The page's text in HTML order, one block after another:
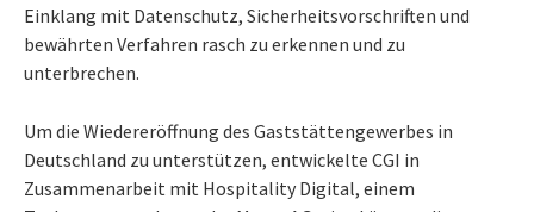
Einklang mit Datenschutz, Sicherheitsvorschriften und
bewährten Verfahren rasch zu erkennen und zu
unterbrechen.
Um die Wiedereröffnung des Gaststättengewerbes in
Deutschland zu unterstützen, entwickelte CGI in
Zusammenarbeit mit Hospitality Digital, einem